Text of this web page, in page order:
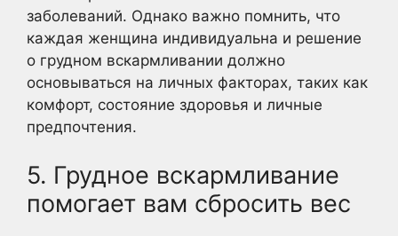
заболеваний. Однако важно помнить, что
каждая женщина индивидуальна и решение
о грудном вскармливании должно
основываться на личных факторах, таких как
комфорт, состояние здоровья и личные
предпочтения.
5. Грудное вскармливание
помогает вам сбросить вес